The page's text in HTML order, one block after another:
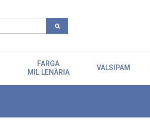
FARGA
MIL·LENÀRIA
VALSIPAM